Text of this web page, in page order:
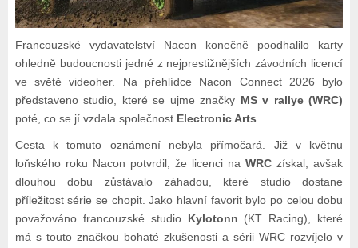
Francouzské vydavatelství Nacon konečně poodhalilo karty
ohledně budoucnosti jedné z nejprestižnějších závodních licencí
ve světě videoher. Na přehlídce Nacon Connect 2026 bylo
představeno studio, které se ujme značky MS v rallye (WRC)
poté, co se jí vzdala společnost Electronic Arts
Cesta k tomuto oznámení nebyla přímočará. Již v květnu
loňského roku Nacon potvrdil, že licenci naWRC získal, avšak
dlouhou dobu zůstávalo záhadou, které studio dostane
příležitost série se chopit. Jako hlavní favorit bylo po celou dobu
považováno francouzské studio Kylotonn (KT Racing), které
má s touto značkou bohaté zkušenosti a sérii WRC rozvíjelo v